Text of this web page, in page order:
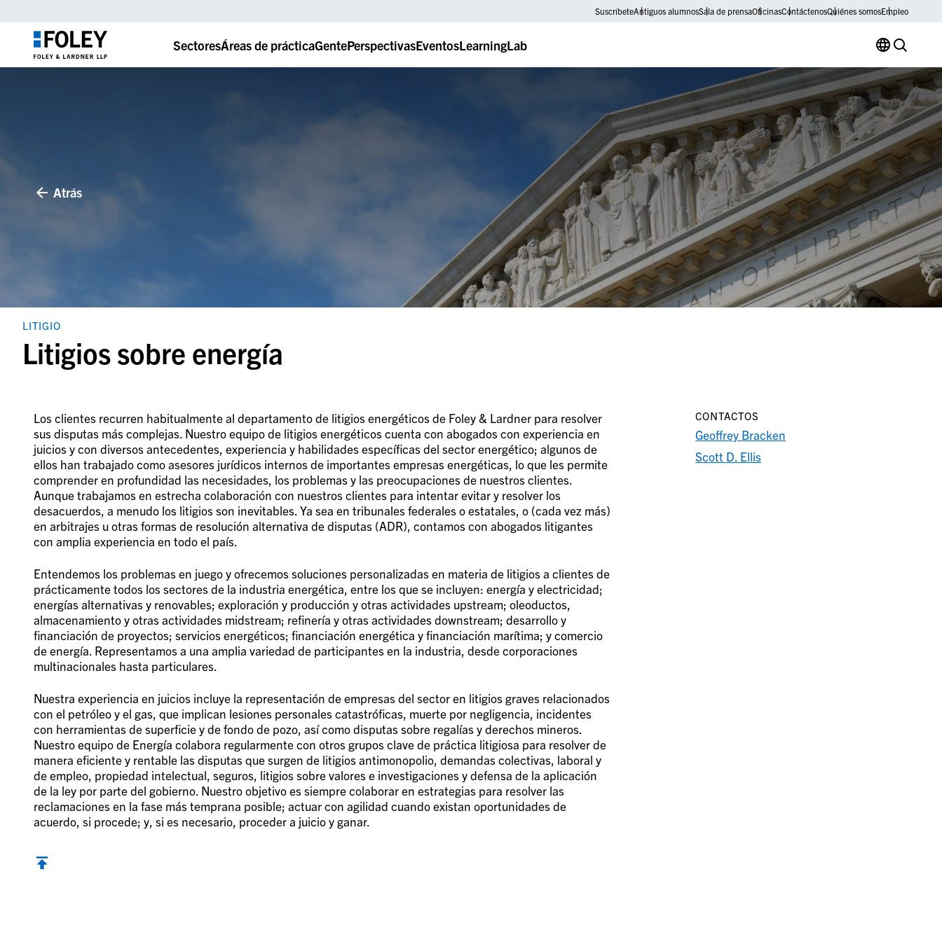
SuscríbeteAntiguos alumnosSala de prensaOficinasContáctenosQuiénes somosEmpleo
SectoresÁreas de prácticaGentePerspectivasEventosLearningLab
Atrás
LITIGIO
Litigios sobre energía
Los clientes recurren habitualmente al departamento de litigios energéticos de Foley & Lardner para resolver
sus disputas más complejas. Nuestro equipo de litigios energéticos cuenta con abogados con experiencia en
juicios y con diversos antecedentes, experiencia y habilidades específicas del sector energético; algunos de
ellos han trabajado como asesores jurídicos internos de importantes empresas energéticas, lo que les permite
comprender en profundidad las necesidades, los problemas y las preocupaciones de nuestros clientes.
Aunque trabajamos en estrecha colaboración con nuestros clientes para intentar evitar y resolver los
desacuerdos, a menudo los litigios son inevitables. Ya sea en tribunales federales o estatales, o (cada vez más)
en arbitrajes u otras formas de resolución alternativa de disputas (ADR), contamos con abogados litigantes
con amplia experiencia en todo el país.
Entendemos los problemas en juego y ofrecemos soluciones personalizadas en materia de litigios a clientes de
prácticamente todos los sectores de la industria energética, entre los que se incluyen: energía y electricidad;
energías alternativas y renovables; exploración y producción y otras actividades upstream; oleoductos,
almacenamiento y otras actividades midstream; refinería y otras actividades downstream; desarrollo y
financiación de proyectos; servicios energéticos; financiación energética y financiación marítima; y comercio
de energía. Representamos a una amplia variedad de participantes en la industria, desde corporaciones
multinacionales hasta particulares.
Nuestra experiencia en juicios incluye la representación de empresas del sector en litigios graves relacionados
con el petróleo y el gas, que implican lesiones personales catastróficas, muerte por negligencia, incidentes
con herramientas de superficie y de fondo de pozo, así como disputas sobre regalías y derechos mineros.
Nuestro equipo de Energía colabora regularmente con otros grupos clave de práctica litigiosa para resolver de
manera eficiente y rentable las disputas que surgen de litigios antimonopolio, demandas colectivas, laboral y
de empleo, propiedad intelectual, seguros, litigios sobre valores e investigaciones y defensa de la aplicación
de la ley por parte del gobierno. Nuestro objetivo es siempre colaborar en estrategias para resolver las
reclamaciones en la fase más temprana posible; actuar con agilidad cuando existan oportunidades de
acuerdo, si procede; y, si es necesario, proceder a juicio y ganar.
CONTACTOS
Geoffrey Bracken
Scott D. Ellis